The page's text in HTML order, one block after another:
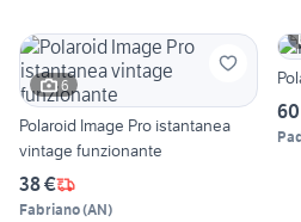
6
Polaroid Image Pro istantanea
vintage funzionante
38 €
Fabriano(AN)